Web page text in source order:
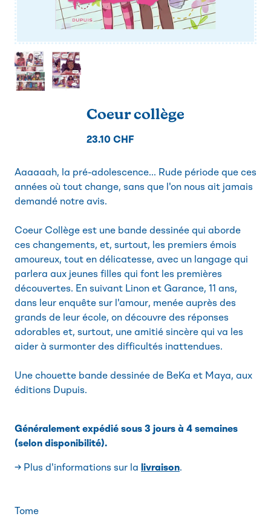
Coeur collège
23.10 CHF
Aaaaaah, la pré-adolescence... Rude période que ces
années où tout change, sans que l'on nous ait jamais
demandé notre avis.
Coeur Collège est une bande dessinée qui aborde
ces changements, et, surtout, les premiers émois
amoureux, tout en délicatesse, avec un langage qui
parlera aux jeunes filles qui font les premières
découvertes. En suivant Linon et Garance, 11 ans,
dans leur enquête sur l'amour, menée auprès des
grands de leur école, on découvre des réponses
adorables et, surtout, une amitié sincère qui va les
aider à surmonter des difficultés inattendues.
Une chouette bande dessinée de BeKa et Maya, aux
éditions Dupuis.
Généralement expédié sous 3 jours à 4 semaines
(selon disponibilité).
→ Plus d'informations sur la livraison.
Tome